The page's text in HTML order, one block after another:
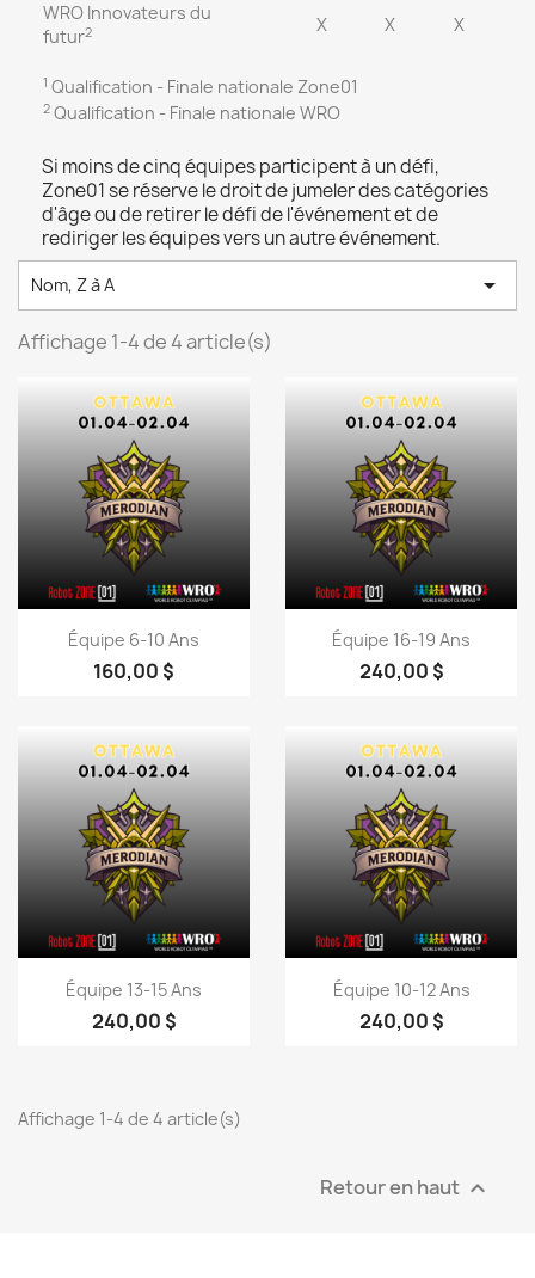
WRO Innovateurs du
futur2 X X X
1 Qualification - Finale nationale Zone01
2 Qualification - Finale nationale WRO
Si moins de cinq équipes participent à un défi,
Zone01 se réserve le droit de jumeler des catégories
d'âge ou de retirer le défi de l'événement et de
rediriger les équipes vers un autre événement.
Nom, Z à A 
Affichage 1-4 de 4 article(s)
Aperçu rapide
Équipe 6-10 Ans
160,00 $
Aperçu rapide
Équipe 16-19 Ans
240,00 $
Aperçu rapide
Équipe 13-15 Ans
240,00 $
Aperçu rapide
Équipe 10-12 Ans
240,00 $
Affichage 1-4 de 4 article(s)
Retour en haut 